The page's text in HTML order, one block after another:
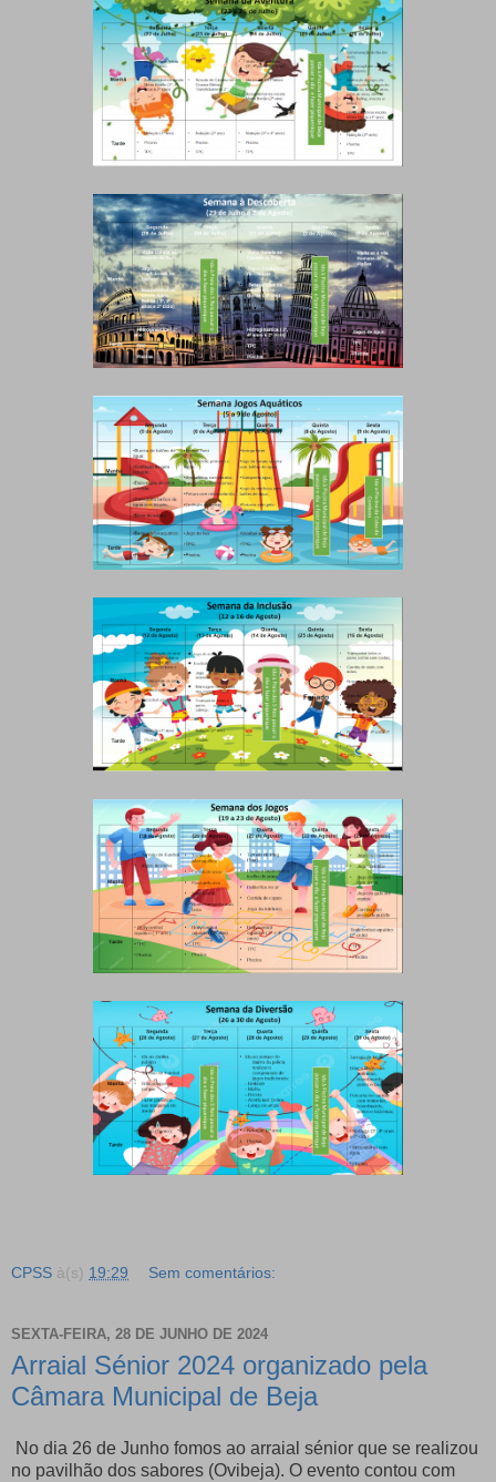
CPSS à(s) 19:29 Sem comentários:
SEXTA-FEIRA, 28 DE JUNHO DE 2024
Arraial Sénior 2024 organizado pela
Câmara Municipal de Beja
No dia 26 de Junho fomos ao arraial sénior que se realizou
no pavilhão dos sabores (Ovibeja). O evento contou com